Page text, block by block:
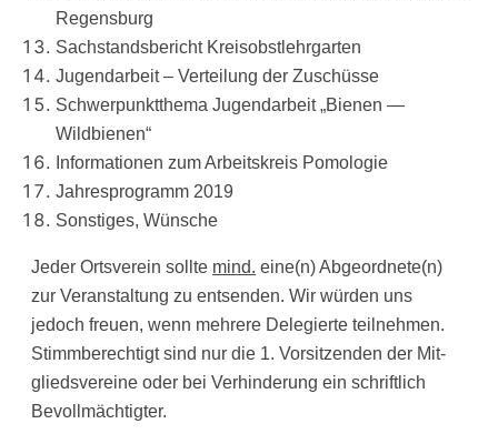
Regensburg
Sach­stands­be­richt Kreisobstlehrgarten
Jugend­ar­beit – Ver­tei­lung der Zuschüsse
Schwer­punkt­the­ma Jugend­ar­beit „Bie­nen —
Wildbienen“
Infor­ma­tio­nen zum Arbeits­kreis Pomologie
Jah­res­pro­gramm 2019
Sons­ti­ges, Wünsche
Jeder Orts­ver­ein soll­te mind. eine(n) Abgeordnete(n)
zur Ver­an­stal­tung zu ent­sen­den. Wir wür­den uns
jedoch freu­en, wenn meh­re­re Dele­gier­te teil­neh­men.
Stimm­be­rech­tigt sind nur die 1. Vor­sit­zen­den der Mit­
glieds­ver­ei­ne oder bei Ver­hin­de­rung ein schrift­lich
Bevollmächtigter.